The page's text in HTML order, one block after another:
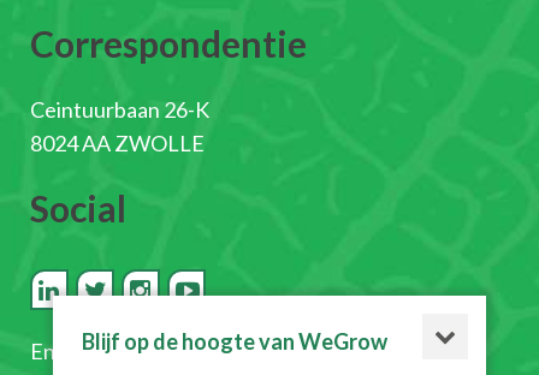
Correspondentie
Ceintuurbaan 26-K
8024 AA ZWOLLE
Social
En schrijf je in voor de nieuwsbrief
Blijf op de hoogte van WeGrow